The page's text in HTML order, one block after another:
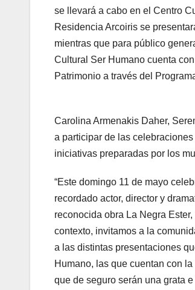
se llevará a cabo en el Centro
Residencia Arcoiris se
mientras que para público
Cultural Ser Humano cuenta
Patrimonio a través del
Carolina Armenakis Daher,
a participar de las
iniciativas preparadas por los
“Este domingo 11 de mayo
recordado actor, director y
reconocida obra La Negra
contexto, invitamos a la
a las distintas presentaciones
Humano, las que cuentan con
que de seguro serán una grata